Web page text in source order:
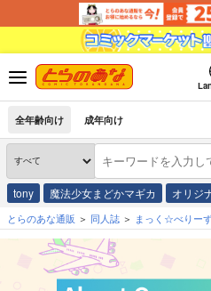
全年齢向け 成年向け
tony 魔法少女まどかマギカ オリジ
とらのあな通販 同人誌 まっく☆べりー